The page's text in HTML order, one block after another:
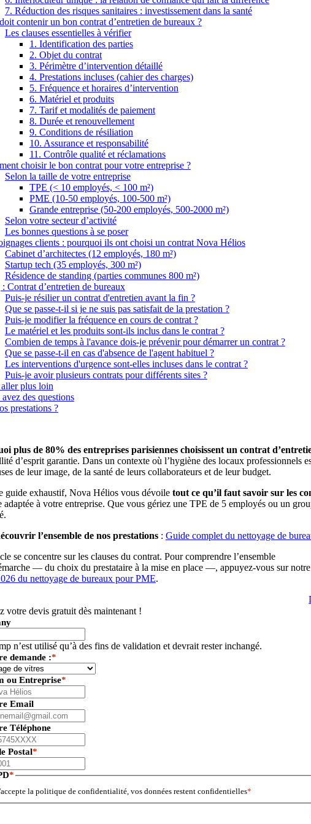
7. Réduction des risques sanitaires : investissement dans la santé
contenir un bon contrat d’entretien de bureaux ?
Les clauses essentielles à vérifier
1. Identification des parties
2. Objet du contrat
3. Périmètre d’intervention détaillé
4. Prestations incluses (cahier des charges)
5. Fréquence et horaires d’intervention
6. Matériel et produits
7. Tarif et modalités de paiement
8. Durée et renouvellement
9. Conditions de résiliation
10. Assurance et responsabilité
11. Contrôle qualité et réclamations
choisir le bon contrat pour votre entreprise ?
Selon la taille de votre entreprise
TPE (< 10 employés, < 100 m²)
PME (10-50 employés, 100-500 m²)
Grande entreprise (50-200 employés, 500-2000 m²)
Selon votre secteur d’activité
Les bonnes questions à se poser
clients : pourquoi ils ont choisi un contrat Nova Hélios
Cabinet d’architectes (12 employés, 180 m²)
Startup tech (35 employés, 300 m²)
Résidence de standing (parties communes 800 m²)
Contrat d’entretien de bureaux
Puis-je résilier un contrat d'entretien avant la fin ?
Que se passe-t-il si je ne suis pas satisfait de la prestation ?
Puis-je modifier la fréquence en cours de contrat ?
Le matériel et les produits sont-ils inclus dans le contrat ?
Combien de temps à l'avance dois-je prévenir pour démarrer un contrat ?
Que se passe-t-il en cas d'absence de l'agent habituel ?
Les interventions d'urgence sont-elles incluses dans le contrat ?
Puis-je avoir plusieurs contrats pour différents sites ?
plus loin
des questions
prestations ?
plus de 80% des entreprises parisiennes choisissent un contrat
d’esprit garantie. Dans un contexte où l’hygiène des locaux professionnels
de leur image, de la santé de leurs collaborateurs et de leur budget.
guide exhaustif, Nova Hélios vous dévoile tout ce qu’il faut savoir sur les
adaptée à votre entreprise. Que vous gériez une TPE de 5 employés ou un
l’ensemble de nos prestations: Guide complet du nettoyage de
se concentre sur les clauses du contrat. Pour comprendre l’ensemble
— du choix du prestataire à la mise en place —, appuyez-vous sur notre
du nettoyage de bureaux pour PME.
votre devis gratuit dès maintenant !
n’est utilisé qu’à des fins de validation et devrait rester inchangé.
demande :*
ou Entreprise*
Email
Téléphone
Postal*
*
la politique de confidentialité, vos données restent confidentielles*